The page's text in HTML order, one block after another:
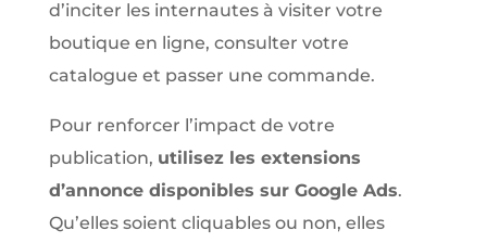
d’inciter les internautes à visiter votre
boutique en ligne, consulter votre
catalogue et passer une commande.
Pour renforcer l’impact de votre
publication, utilisez les extensions
d’annonce disponibles sur Google Ads.
Qu’elles soient cliquables ou non, elles